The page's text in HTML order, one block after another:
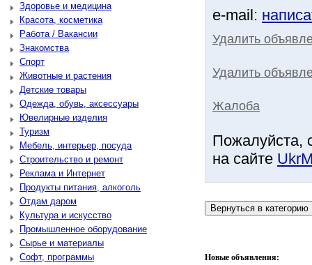
Здоровье и медицина
Красота, косметика
Работа / Вакансии
Знакомства
Спорт
Животные и растения
Детские товары
Одежда, обувь, аксессуары
Ювелирные изделия
Туризм
Мебель, интерьер, посуда
Строительство и ремонт
Реклама и Интернет
Продукты питания, алкоголь
Отдам даром
Культура и искусство
Промышленное оборудование
Сырье и материалы
Софт, программы
e-mail:
Удалить
Удалить
Жалоба
Пожалуйста,
на сайте
Новые объявления: